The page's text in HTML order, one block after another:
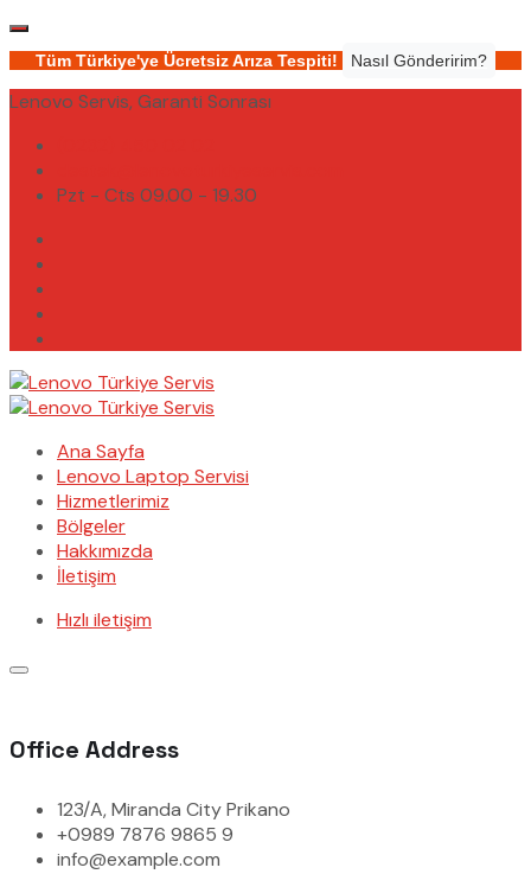
Tüm Türkiye'ye Ücretsiz Arıza Tespiti! Nasıl Gönderirim?
Lenovo Servis, Garanti Sonrası
Pzt - Cts 09.00 - 19.30
Ana Sayfa
Lenovo Laptop Servisi
Hizmetlerimiz
Bölgeler
Hakkımızda
İletişim
Hızlı iletişim
Office Address
123/A, Miranda City Prikano
+0989 7876 9865 9
info@example.com